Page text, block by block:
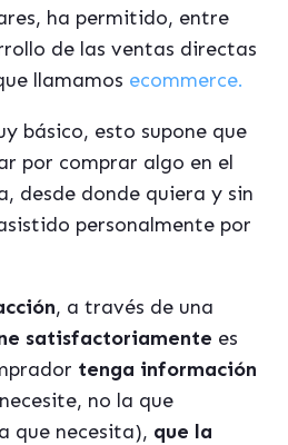
ha permitido, entre
de las ventas directas
llamamos ecommerce.
básico, esto supone que
por comprar algo en el
desde donde quiera y sin
personalmente por
, a través de una
satisfactoriamente es
tenga información
no la que
que necesita), que la